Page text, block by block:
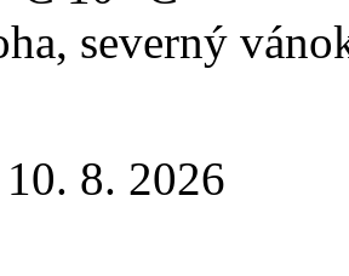
severný
8. 2026